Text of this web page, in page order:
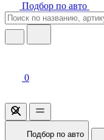
Подбор по авто
0
Подбор по авто